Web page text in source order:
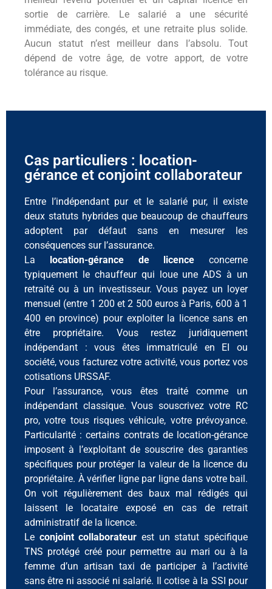
sortie de carrière. Le salarié a une sécurité
immédiate, des congés, et une retraite plus solide.
Aucun statut n’est meilleur dans l’absolu. Tout
dépend de votre âge, de votre apport, de votre
tolérance au risque.
Cas particuliers : location-
gérance et conjoint collaborateur
Entre l’indépendant pur et le salarié pur, il existe
deux statuts hybrides que beaucoup de chauffeurs
adoptent par défaut sans en mesurer les
conséquences sur l’assurance.
La location-gérance de licence concerne
typiquement le chauffeur qui loue une ADS à un
retraité ou à un investisseur. Vous payez un loyer
mensuel (entre 1 200 et 2 500 euros à Paris, 600 à 1
400 en province) pour exploiter la licence sans en
être propriétaire. Vous restez juridiquement
indépendant : vous êtes immatriculé en EI ou
société, vous facturez votre activité, vous portez vos
cotisations URSSAF.
Pour l’assurance, vous êtes traité comme un
indépendant classique. Vous souscrivez votre RC
pro, votre tous risques véhicule, votre prévoyance.
Particularité : certains contrats de location-gérance
imposent à l’exploitant de souscrire des garanties
spécifiques pour protéger la valeur de la licence du
propriétaire. À vérifier ligne par ligne dans votre bail.
On voit régulièrement des baux mal rédigés qui
laissent le locataire exposé en cas de retrait
administratif de la licence.
Le conjoint collaborateur est un statut spécifique
TNS protégé créé pour permettre au mari ou à la
femme d’un artisan taxi de participer à l’activité
sans être ni associé ni salarié. Il cotise à la SSI pour